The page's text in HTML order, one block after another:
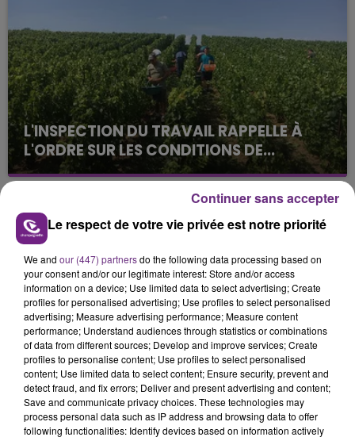
L'INSPECTION DU TRAVAIL RAPPELLE À
L'ORDRE SUR LES CONDITIONS DE...
Alors que les dates de début des vendange 2026
l'inspection du Travail en profite pour rappeler
les conditions de...
TITRES DIFFUSÉS
4h39
4h39
MARINA KAYE
4h35
4h35
JENNIFER LOPEZ & DAVID GUETTA
Le respect de votre vie privée est notre priorité
We and our (447) partnersdo the following data processing based on
your consent and/or our legitimate interest: Store and/or access
information on a device; Use limited data to select advertising; Create
profiles for personalised advertising; Use profiles to select personalised
advertising; Measure advertising performance; Measure content
performance; Understand audiences through statistics or combinations
of data from different sources; Develop and improve services; Create
profiles to personalise content; Use profiles to select personalised
content; Use limited data to select content; Ensure security, prevent and
detect fraud, and fix errors; Deliver and present advertising and content;
Save and communicate privacy choices. These technologies may
process personal data such as IP address and browsing data to offer
following functionalities: Identify devices based on information actively
Continuer sans accepter